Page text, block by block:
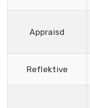
Appraisd
Reflektive